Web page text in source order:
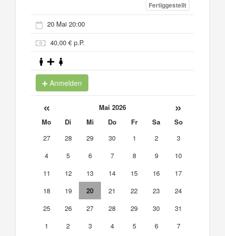
Fertiggestellt
20 Mai 20:00
40,00 € p.P.
Anmelden
« Mai 2026 »
Mo Di Mi Do Fr Sa
So
27
28 29 30 1 2
3
4
5 6 7 8 9
10
11
12 13 14 15 16
17
18
19 20 21 22 23
24
25
26 27 28 29 30
31
1
2 3 4 5 6 7